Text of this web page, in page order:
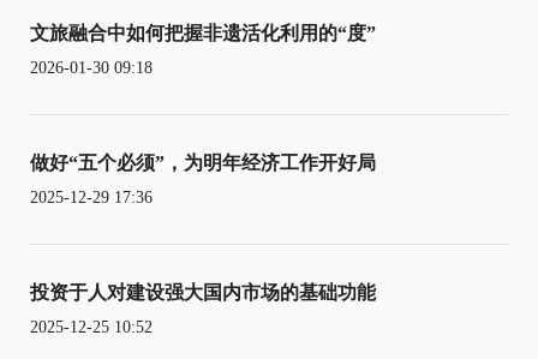
文旅融合中如何把握非遗活化利用的“度”
2026-01-30 09:18
做好“五个必须”，为明年经济工作开好局
2025-12-29 17:36
投资于人对建设强大国内市场的基础功能
2025-12-25 10:52